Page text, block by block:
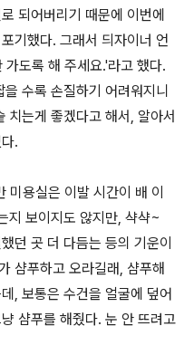
되어버리기 때문에 이번에
기했다. 그래서 듸자이너 언
도록 해 주세요.'라고 했다.
수록 손질하기 어려워지니
치는게 좋겠다고 해서, 알아서
.
미용실은 이발 시간이 배 이
지 보이지도 않지만, 샥샥~
던 곳 더 다듬는 등의 기운이
샴푸하고 오라길래, 샴푸해
, 보통은 수건을 얼굴에 덮어
샴푸를 해줬다. 눈 안 뜨려고